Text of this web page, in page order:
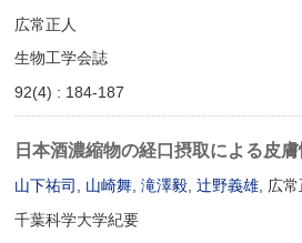
広常正人
生物工学会誌
92(4) : 184-187
日本酒濃縮物の経口摂取による皮
山下祐司 山崎舞 ,滝澤毅 ,辻野義雄 , 広
千葉科学大学紀要